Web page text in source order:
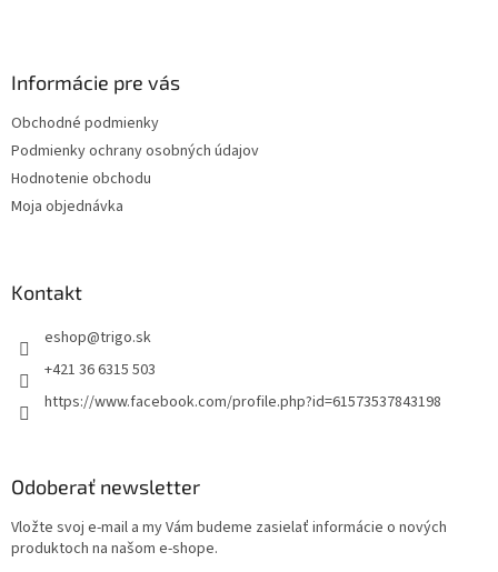
Informácie pre vás
Obchodné podmienky
Podmienky ochrany osobných údajov
Hodnotenie obchodu
Moja objednávka
Kontakt
eshop@trigo.sk
+421 36 6315 503
https://www.facebook.com/profile.php?id=61573537843198
Odoberať newsletter
Vložte svoj e-mail a my Vám budeme zasielať informácie o nových
produktoch na našom e-shope.